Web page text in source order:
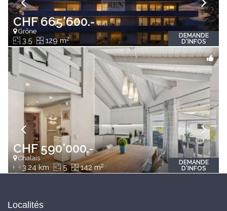
CHF 665'600.-
Grône
3.5 129 m2
DEMANDE
D'INFOS
CHF 590'000.-
Chalais
3.24 km 5 142 m2
DEMANDE
D'INFOS
Localités